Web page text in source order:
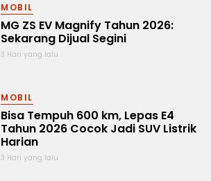
MOBIL
MG ZS EV Magnify Tahun 2026:
Sekarang Dijual Segini
3 Hari yang lalu
MOBIL
Bisa Tempuh 600 km, Lepas E4
Tahun 2026 Cocok Jadi SUV Listrik
Harian
3 Hari yang lalu